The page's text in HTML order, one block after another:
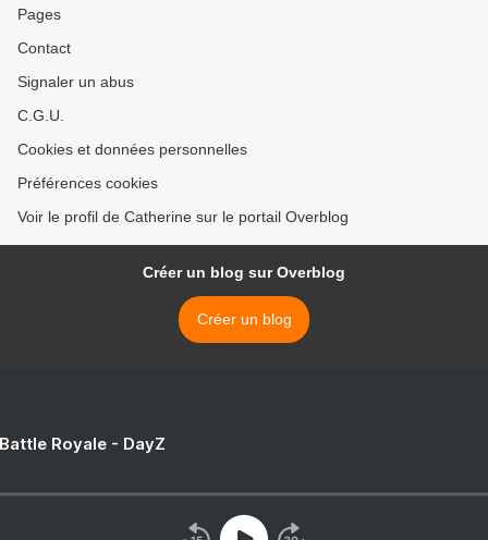
Pages
Contact
Signaler un abus
C.G.U.
Cookies et données personnelles
Préférences cookies
Voir le profil de Catherine sur le portail Overblog
Créer un blog sur Overblog
Créer un blog
Royale - DayZ